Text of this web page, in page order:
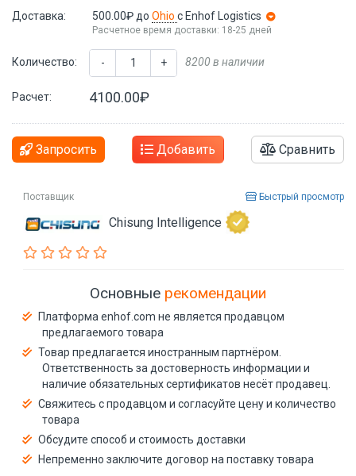
Доставка: 500.00₽ до Ohio с Enhof Logistics
Расчетное время доставки: 18-25 дней
Количество: - + 8200 в наличии
Расчет: 4100.00₽
Запросить Добавить Сравнить
Поставщик Быстрый просмотр
Chisung Intelligence
Основные рекомендации
Платформа enhof.com не является продавцом
предлагаемого товара
Товар предлагается иностранным партнёром.
Ответственность за достоверность информации и
наличие обязательных сертификатов несёт продавец.
Свяжитесь с продавцом и согласуйте цену и количество
товара
Обсудите способ и стоимость доставки
Непременно заключите договор на поставку товара